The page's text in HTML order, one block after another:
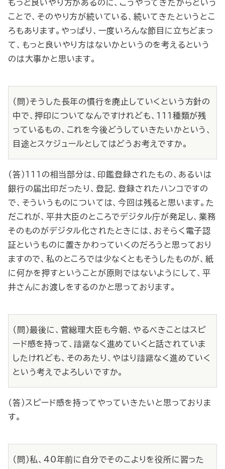
もっと良いやり方があるのに、こうやってきたからという
ことで、そのやり方が続いている、続いてきたというとこ
ろもあります。やっぱり、一度いろんな節目に立ちどまっ
て、もっと良いやり方はないかというのを考えるという
のは大事かと思います。
（問）そうした長年の慣行を廃止していくという方針の
中で、押印についてなんですけれども、111種類が残
っているもの、これを今後どうしていきたいかという、
目途とスケジュールとしてはどうお考えですか。
（答）111の相当部分は、印鑑登録されたもの、あるいは
銀行の届出印だったり、登記、登録されたハンコですの
で、そういうものについては、今回は残ると思います。た
だこれが、平井大臣のところでデジタル庁が発足し、業務
そのものがデジタル化されたときには、おそらく電子認
証というものに置きかわっていくのだろうと思っており
ますので、私のところでは少なくともそうしたものが、紙
に何かを押すということが原則ではないようにして、平
井さんにお渡しをするのかと思っております。
（問）最後に、菅総理大臣も今朝、やるべきことはスピ
ード感を持って、躊躇なく進めていくと話されていま
したけれども、そのあたり、やはり躊躇なく進めていく
という考えでよろしいですか。
（答）スピード感を持ってやっていきたいと思っておりま
す。
（問）私、40年前に自分でそのこよりを役所に習った